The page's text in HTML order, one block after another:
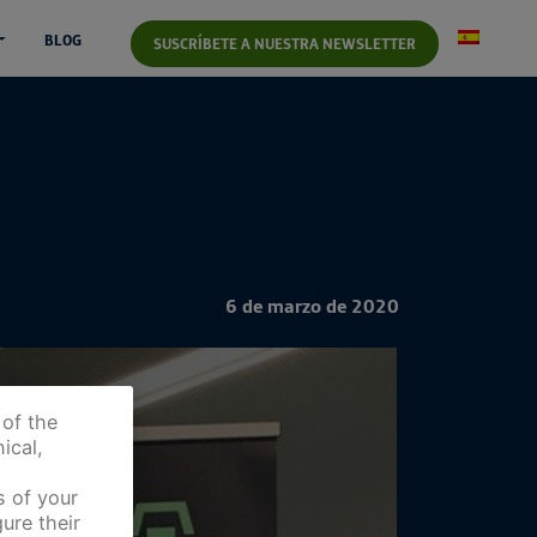
BLOG SUSCRÍBETE A NUESTRA NEWSLETTER
6 de marzo de 2020
the
of your
their